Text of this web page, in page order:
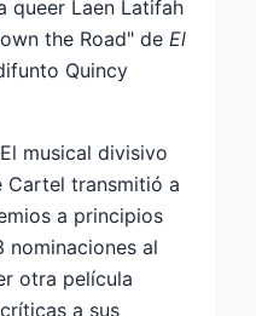
queer Laen Latifah
the Road" de El
Quincy
musical divisivo
Cartel transmitió a
a principios
nominaciones al
otra película
a sus